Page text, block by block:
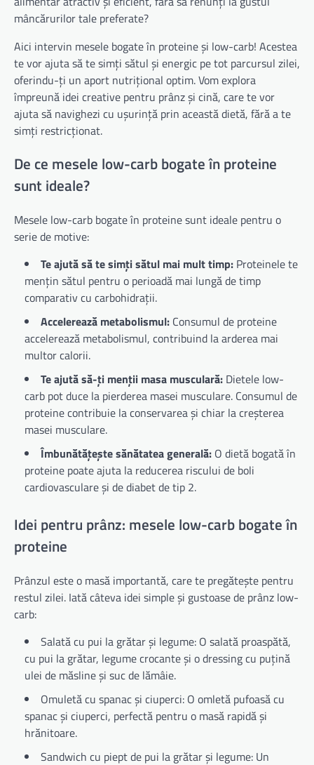
mâncărurilor tale preferate?
Aici intervin mesele bogate în proteine și low-carb! Acestea
te vor ajuta să te simți sătul și energic pe tot parcursul zilei,
oferindu-ți un aport nutrițional optim. Vom explora
împreună idei creative pentru prânz și cină, care te vor
ajuta să navighezi cu ușurință prin această dietă, fără a te
simți restricționat.
De ce mesele low-carb bogate în proteine
sunt ideale?
Mesele low-carb bogate în proteine sunt ideale pentru o
serie de motive:
Te ajută să te simți sătul mai mult timp: Proteinele te
mențin sătul pentru o perioadă mai lungă de timp
comparativ cu carbohidrații.
Accelerează metabolismul: Consumul de proteine
accelerează metabolismul, contribuind la arderea mai
multor calorii.
Te ajută să-ți menții masa musculară: Dietele low-
carb pot duce la pierderea masei musculare. Consumul de
proteine contribuie la conservarea și chiar la creșterea
masei musculare.
Îmbunătățește sănătatea generală: O dietă bogată în
proteine poate ajuta la reducerea riscului de boli
cardiovasculare și de diabet de tip 2.
Idei pentru prânz: mesele low-carb bogate în
proteine
Prânzul este o masă importantă, care te pregătește pentru
restul zilei. Iată câteva idei simple și gustoase de prânz low-
carb:
Salată cu pui la grătar și legume: O salată proaspătă,
cu pui la grătar, legume crocante și o dressing cu puțină
ulei de măsline și suc de lămâie.
Omuletă cu spanac și ciuperci: O omletă pufoasă cu
spanac și ciuperci, perfectă pentru o masă rapidă și
hrănitoare.
Sandwich cu piept de pui la grătar și legume: Un